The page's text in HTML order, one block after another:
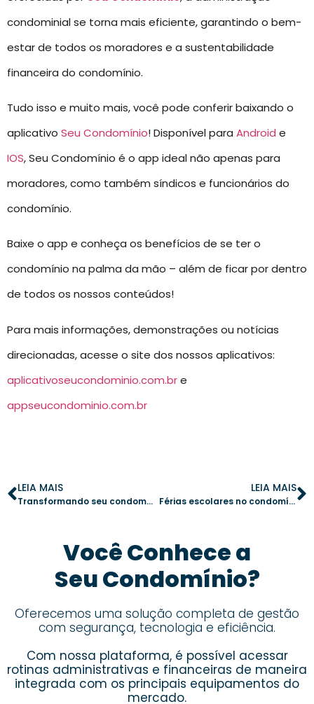
condominial se torna mais eficiente, garantindo o bem-
estar de todos os moradores e a sustentabilidade
financeira do condomínio.
Tudo isso e muito mais, você pode conferir baixando o
aplicativo Seu Condomínio! Disponível para Android e
IOS, Seu Condomínio é o app ideal não apenas para
moradores, como também síndicos e funcionários do
condomínio.
Baixe o app e conheça os benefícios de se ter o
condomínio na palma da mão – além de ficar por dentro
de todos os nossos conteúdos!
Para mais informações, demonstrações ou notícias
direcionadas, acesse o site dos nossos aplicativos:
aplicativoseucondominio.com.bre
appseucondominio.com.br
LEIA MAIS
Transformando seu condomínio em um exemplo de autossuficiência
LEIA MAIS
Férias escolares no condomínio: como engajar crianças com criatividade
Você Conhece a
Seu Condomínio?
Oferecemos uma solução completa de gestão
com segurança, tecnologia e eficiência.
Com nossa plataforma, é possível acessar
rotinas administrativas e financeiras de maneira
integrada com os principais equipamentos do
mercado.